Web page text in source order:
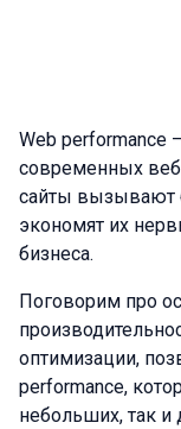
Web performance
современных
сайты вызывают
экономят их
бизнеса.
Поговорим про
оптимизации,
performance,
небольших, так